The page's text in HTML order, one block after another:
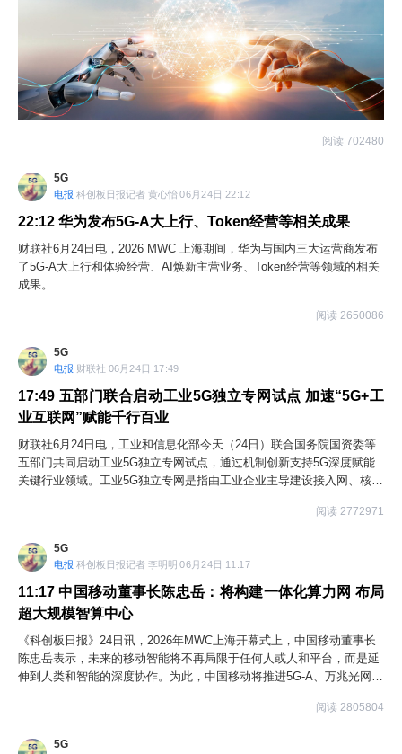
阅读 702480
5G
电报 科创板日报记者 黄心怡 06月24日 22:12
22:12 华为发布5G-A大上行、Token经营等相关成果
财联社6月24日电，2026 MWC 上海期间，华为与国内三大运营商发布
了5G-A大上行和体验经营、AI焕新主营业务、Token经营等领域的相关
成果。
阅读 2650086
5G
电报 财联社 06月24日 17:49
17:49 五部门联合启动工业5G独立专网试点 加速“5G+工
业互联网”赋能千行百业
财联社6月24日电，工业和信息化部今天（24日）联合国务院国资委等
五部门共同启动工业5G独立专网试点，通过机制创新支持5G深度赋能
关键行业领域。工业5G独立专网是指由工业企业主导建设接入网、核心
工作将支持原材料、装备制造、消费品、电子信息、国防科技、能源交
网”融合应用城市试点率先开展独立专网建设工作。专家指出，目前，基
础电信运营商主要通过在5G公共网络上划分专用传输通道、构建虚拟专
网，或将部分公网设备下沉到生产现场、构建混合专网的“公网专用”方
式推动工业企业网络化改造。工业5G独立专网在此基础上通过“专网专
用”方式更好地满足装备制造、交通运输、能源电力等领域企业生产数据
不出厂、网络资源专属专用等关键需求，加速“5G+工业互联网”赋能千
行百业。
阅读 2772971
5G
电报 科创板日报记者 李明明 06月24日 11:17
11:17 中国移动董事长陈忠岳：将构建一体化算力网 布局
超大规模智算中心
《科创板日报》24日讯，2026年MWC上海开幕式上，中国移动董事长
陈忠岳表示，未来的移动智能将不再局限于任何人或人和平台，而是延
伸到人类和智能的深度协作。为此，中国移动将推进5G-A、万兆光网、
化算力网，布局超大规模智算中心，打造"中心-边缘-端侧"三级协同算力
形机器人"具身智能"，再到人机共生的"内身智能"，深度融入生产生活
阅读 2805804
5G